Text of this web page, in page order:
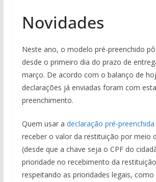
Novidades
Neste ano, o modelo pré-preenchido
desde o primeiro dia do prazo de
março. De acordo com o balanço de
declarações já enviadas foram com
preenchimento.
Quem usar a declaração pré-preenchida
receber o valor da restituição por meio
(desde que a chave seja o CPF do
prioridade no recebimento da
respeitando as prioridades legais, como